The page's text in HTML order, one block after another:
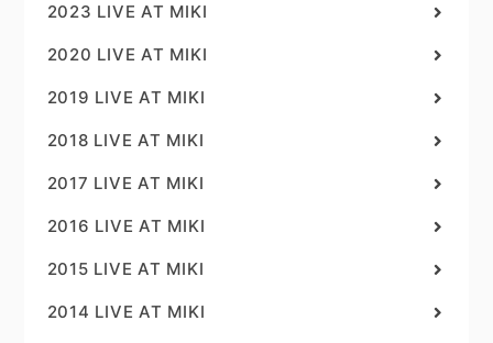
2023 LIVE AT MIKI
2020 LIVE AT MIKI
2019 LIVE AT MIKI
2018 LIVE AT MIKI
2017 LIVE AT MIKI
2016 LIVE AT MIKI
2015 LIVE AT MIKI
2014 LIVE AT MIKI